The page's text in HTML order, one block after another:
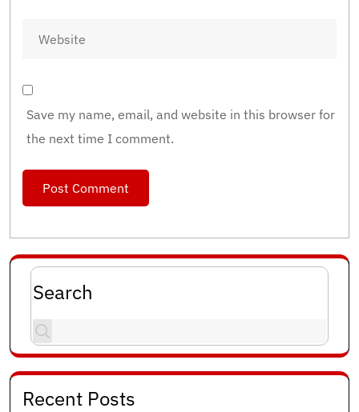
Save my name, email, and website in this browser for
the next time I comment.
Search
Recent Posts